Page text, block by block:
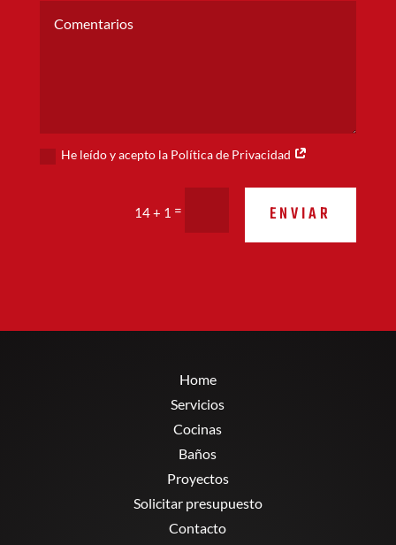
He leído y acepto la Política de Privacidad
14 + 1 = ENVIAR
Home
Servicios
Cocinas
Baños
Proyectos
Solicitar presupuesto
Contacto